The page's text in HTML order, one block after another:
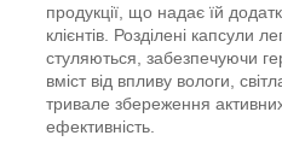
продукції, що надає їй
клієнтів. Розділені капсули
стуляються, забезпечуючи
вміст від впливу вологи,
тривале збереження
ефективність.